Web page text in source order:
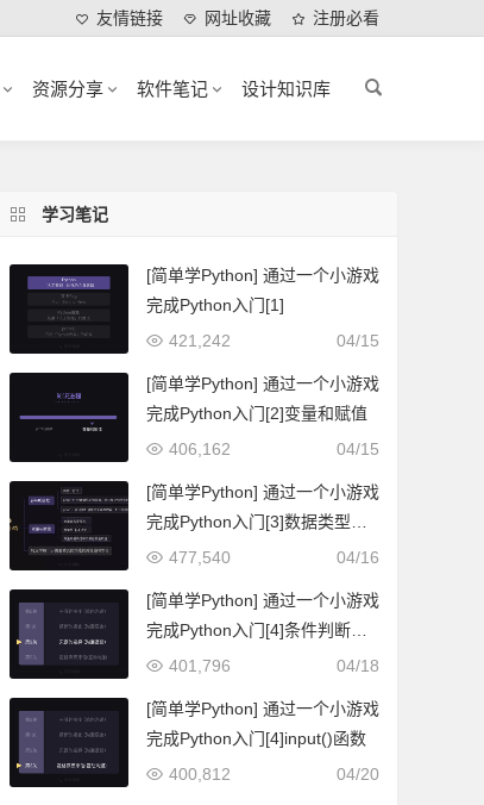
友情链接 网址收藏 注册必看
资源分享 软件笔记 设计知识库
学习笔记
[简单学Python] 通过一个小游戏
完成Python入门[1]
04/15
421,242
[简单学Python] 通过一个小游戏
完成Python入门[2]变量和赋值
04/15
406,162
[简单学Python] 通过一个小游戏
完成Python入门[3]数据类型与
转换
04/16
477,540
[简单学Python] 通过一个小游戏
完成Python入门[4]条件判断与
条件嵌套
04/18
401,796
[简单学Python] 通过一个小游戏
完成Python入门[4]input()函数
04/20
400,812